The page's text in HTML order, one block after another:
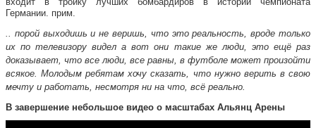
Германии. прим.
.. порой выходишь и не веришь, что это реальность, вроде только
их по телевизору видел а вот они такие же люди, это ещё раз
доказывает, что все люди, все равны, в футболе может произойти
всякое. Молодым ребятам хочу сказать, что нужно верить в свою
мечту и работать, несмотря ни на что, всё реально.
В завершение небольшое видео о масштабах Альянц Арены